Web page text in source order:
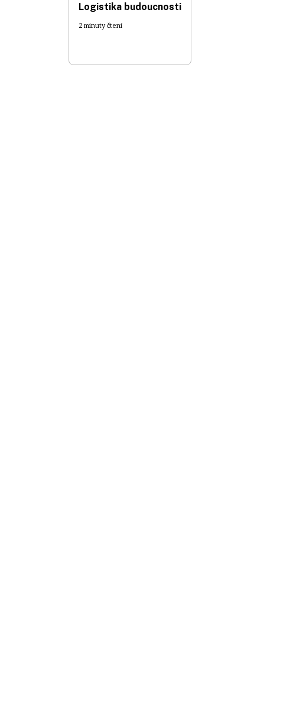
Logistika budoucnosti
2 minuty čtení